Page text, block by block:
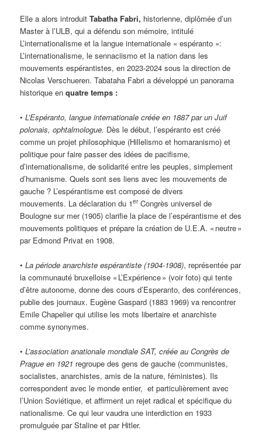
Elle a alors introduitTabatha Fabri, historienne, diplômée d’un
Master à l’ULB, qui a défendu son mémoire, intitulé
L’internationalisme et la langue internationale « espéranto »:
L’internationalisme, le sennaciismo et la nation dans les
mouvements espérantistes, en 2023-2024 sous la direction de
Nicolas Verschueren. Tabataha Fabri a développé un panorama
historique enquatre temps :
•L’Espéranto, langue internationale créée en 1887 par un Juif
polonais, ophtalmologue. Dès le début, l’espéranto est créé
comme un projet philosophique (Hillelismo et homaranismo) et
politique pour faire passer des idées de pacifisme,
d’internationalisme, de solidarité entre les peuples, simplement
d’humanisme. Quels sont ses liens avec les mouvements de
gauche ? L’espérantisme est composé de divers
mouvements. La déclaration du 1erCongrès universel de
Boulogne sur mer (1905) clarifie la place de l’espérantisme et des
mouvements politiques et prépare la création de U.E.A. « neutre »
par Edmond Privat en 1908.
•La période anarchiste espérantiste (1904-1908), représentée par
la communauté bruxelloise « L’Expérience » (voir foto) qui tente
d’être autonome, donne des cours d’Esperanto, des conférences,
publie des journaux. Eugène Gaspard (1883 1969) va rencontrer
Emile Chapelier qui utilise les mots libertaire et anarchiste
comme synonymes.
•L’association anationale mondiale SAT, créée au Congrès de
Prague en 1921 regroupe des gens de gauche (communistes,
socialistes, anarchistes, amis de la nature, féministes). Ils
correspondent avec le monde entier, et particulièrement avec
l’Union Soviétique, et affirment un rejet radical et spécifique du
nationalisme. Ce qui leur vaudra une interdiction en 1933
promulguée par Staline et par Hitler.